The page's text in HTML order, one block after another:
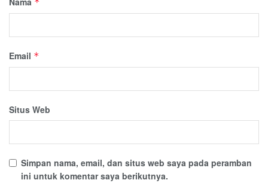
*
Email *
Situs Web
Simpan nama, email, dan situs web saya pada peramban
ini untuk komentar saya berikutnya.